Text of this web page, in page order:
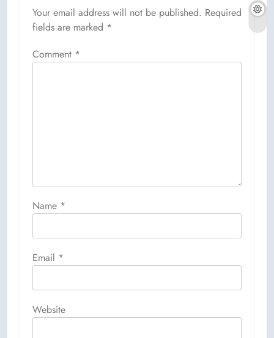
Your email address will not be published. Required
fields are marked *
Comment *
Name *
Email *
Website